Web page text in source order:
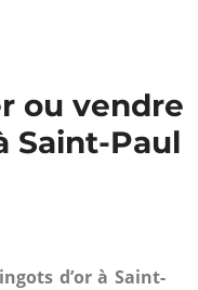
ou vendre
Saint-Paul
d’or à Saint-